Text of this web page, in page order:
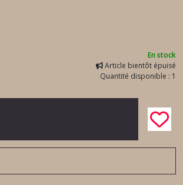
En stock
Article bientôt épuisé
Quantité disponible : 1